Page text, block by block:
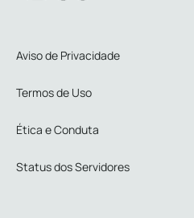
Aviso de Privacidade
Termos de Uso
Ética e Conduta
Status dos Servidores